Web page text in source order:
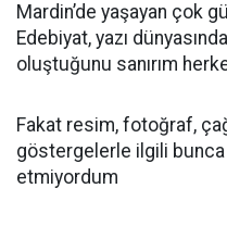
Mardin’de yaşayan çok
Edebiyat, yazı
oluştuğunu sanırım
Fakat resim, fotoğraf,
göstergelerle ilgili bunca
etmiyordum